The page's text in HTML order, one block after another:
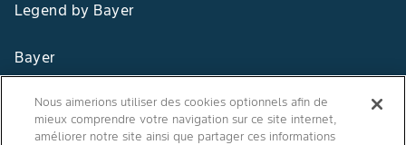
Legend by Bayer
Bayer
Contact
Qui sommes nous ?
Nous aimerions utiliser des cookies optionnels afin de
mieux comprendre votre navigation sur ce site internet,
améliorer notre site ainsi que partager ces informations